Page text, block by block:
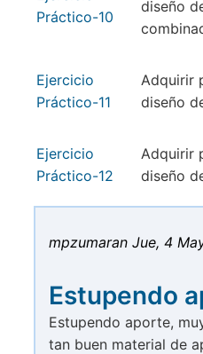
Práctico-10
diseño
Ejercicio
Práctico-11
Adquirir
diseño
Ejercicio
Práctico-12
Adquirir
diseño
mpzumaran Jue, 4
Estupendo
Estupendo aporte,
tan buen material de